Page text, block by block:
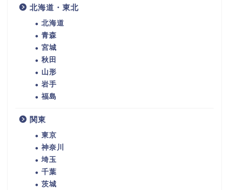
北海道・東北
北海道
青森
宮城
秋田
山形
岩手
福島
関東
東京
神奈川
埼玉
千葉
茨城